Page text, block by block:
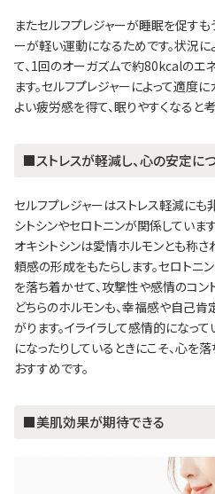
またセルフプレジャーが睡眠を促すも
ーが軽い運動になるためです。状況に
て、1回のオーガズムで約80kcalのエ
ます。セルフプレジャーによって適度
よい疲労感を得て、眠りやすくなると考
■ストレスが軽減し、心の安定に
セルフプレジャーはストレス軽減にも
シトシンやセロトニンが関係しています
オキシトシンは愛情ホルモンとも称さ
頼感の形成をもたらします。セロトニ
を落ち着かせて、攻撃性や感情のコン
どちらのホルモンも、幸福感や自己
がります。イライラして感情的になっ
になったりしているときにこそ、心を
おすすめです。
■美肌効果が期待できる